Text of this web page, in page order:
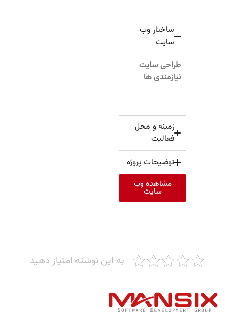
ساختار وب
سایت
طراحی سایت
نیازمندی ها
زمینه و محل
فعالیت
توضیحات پروژه
مشاهده وب
سایت
به این نوشته امتیاز دهید